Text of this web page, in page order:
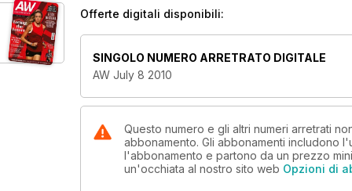
Offerte digitali disponibili:
SINGOLO NUMERO ARRETRATO DIGITALE
AW July 8 2010
Questo numero e gli altri numeri arretrati
abbonamento. Gli abbonamenti includono
l'abbonamento e partono da un prezzo
un'occhiata al nostro sito web Opzioni di